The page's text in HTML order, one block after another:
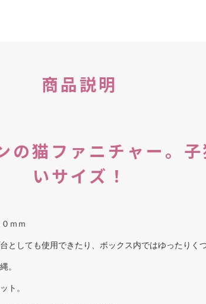
商品説明
の猫ファニチャー。
いサイズ！
ｍｍ
としても使用できたり、ボックス内ではゆったりく
。
ト。